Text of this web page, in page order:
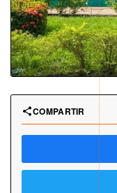
COMPARTIR